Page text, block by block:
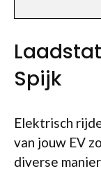
Spijk
Elektrisch
van jouw EV
diverse